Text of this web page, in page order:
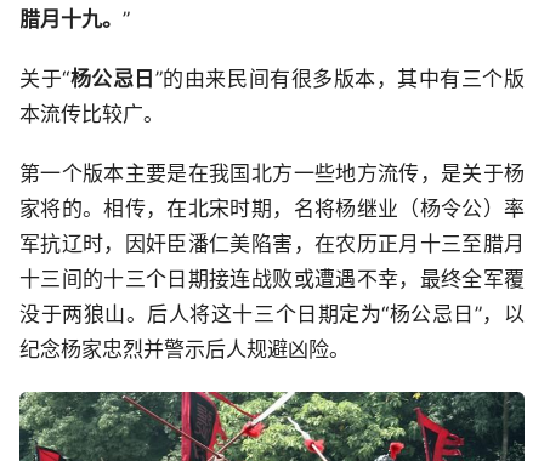
腊月十九。 ”
关于“杨公忌日 ”的由来民间有很多版本，其中有三个版
本流传比较广。
第一个版本主要是在我国北方一些地方流传，是关于杨
家将的。相传，在北宋时期，名将杨继业（杨令公）率
军抗辽时，因奸臣潘仁美陷害，在农历正月十三至腊月
十三间的十三个日期接连战败或遭遇不幸，最终全军覆
没于两狼山。后人将这十三个日期定为“杨公忌日”，以
纪念杨家忠烈并警示后人规避凶险。